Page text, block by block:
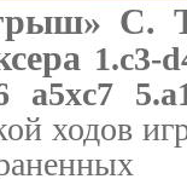
С.
1.c3-
a5xc7
ходов